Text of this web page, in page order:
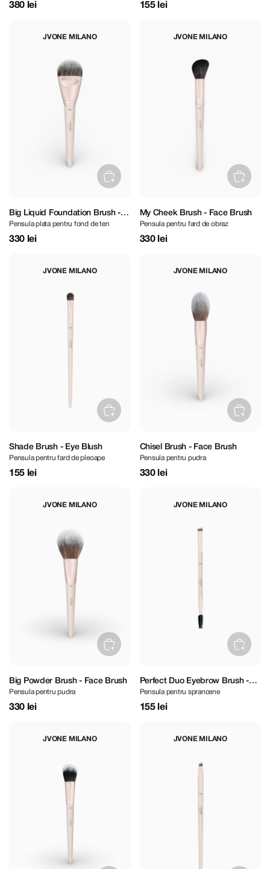
380 lei 155 lei
JVONE MILANO
Big Liquid Foundation Brush -
Face Brush
Pensula plata pentru fond de ten
330 lei
JVONE MILANO
My Cheek Brush - Face Brush
Pensula pentru fard de obraz
330 lei
JVONE MILANO
Shade Brush - Eye Blush
Pensula pentru fard de pleoape
155 lei
JVONE MILANO
Chisel Brush - Face Brush
Pensula pentru pudra
330 lei
JVONE MILANO
Big Powder Brush - Face Brush
Pensula pentru pudra
330 lei
JVONE MILANO
Perfect Duo Eyebrow Brush -
Eye Brush
Pensula pentru sprancene
155 lei
JVONE MILANO JVONE MILANO